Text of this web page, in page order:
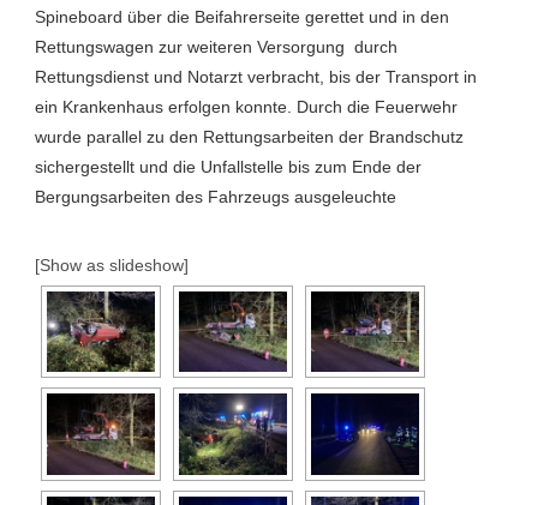
Spineboard über die Beifahrerseite gerettet und in den
Rettungswagen zur weiteren Versorgung durch
Rettungsdienst und Notarzt verbracht, bis der Transport in
ein Krankenhaus erfolgen konnte. Durch die Feuerwehr
wurde parallel zu den Rettungsarbeiten der Brandschutz
sichergestellt und die Unfallstelle bis zum Ende der
Bergungsarbeiten des Fahrzeugs ausgeleuchte
[Show as slideshow]